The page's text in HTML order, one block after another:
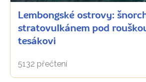
Lembongské ostrovy:
stratovulkánem pod
tesákovi
5132 přečtení